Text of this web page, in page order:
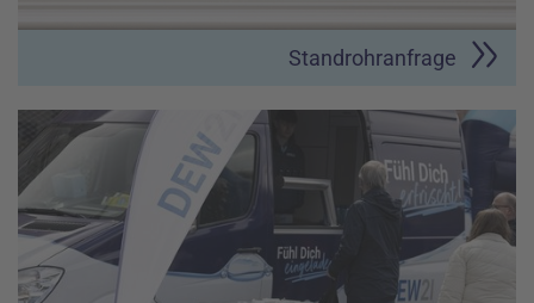
Standrohranfrage